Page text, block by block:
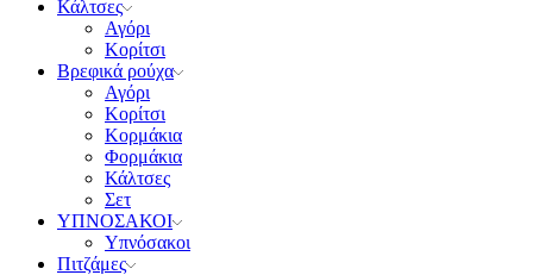
Κάλτσες
Αγόρι
Κορίτσι
Βρεφικά ρούχα
Αγόρι
Κορίτσι
Κορμάκια
Φορμάκια
Κάλτσες
Σετ
ΥΠΝΟΣΑΚΟΙ
Υπνόσακοι
Πιτζάμες